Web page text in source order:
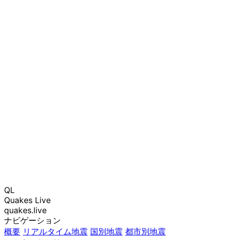
QL
Quakes Live
quakes.live
ナビゲーション
概要 リアルタイム地震 国別地震 都市別地震